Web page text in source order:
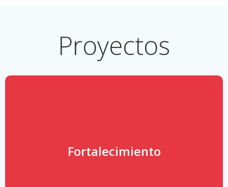
Proyectos
Fortalecimiento